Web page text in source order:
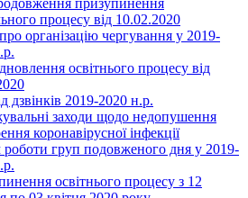
процесу від 10.02.2020
організацію чергування у 2019-
освітнього процесу від
дзвінків 2019-2020 н.р.
заходи щодо недопушення
коронавірусної інфекції
груп подовженого дня у 2019-
освітнього процесу з 12